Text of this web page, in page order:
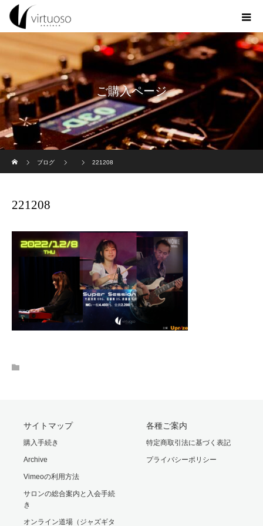
ご購入ページ
ブログ
221208
221208
サイトマップ
購入手続き
Archive
Vimeoの利用方法
サロンの総合案内と入会手続
き
オンライン道場（ジャズギタ
各種ご案内
特定商取引法に基づく表記
プライバシーポリシー